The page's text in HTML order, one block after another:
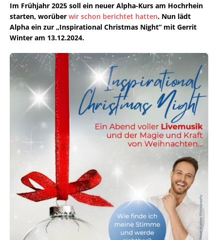
Im Frühjahr 2025 soll ein neuer Alpha-Kurs am Hochrhein
starten, worüber wir schon berichtet hatten. Nun lädt
Alpha ein zur „Inspirational Christmas Night“ mit Gerrit
Winter am 13.12.2024.